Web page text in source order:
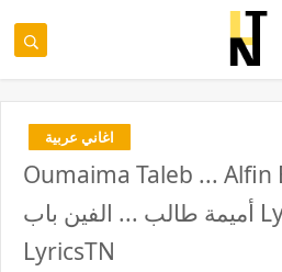
اغاني عربية
Oumaima Taleb ... Alfin
أميمة طالب ... الفين باب Lyrics & كلمات |
LyricsTN